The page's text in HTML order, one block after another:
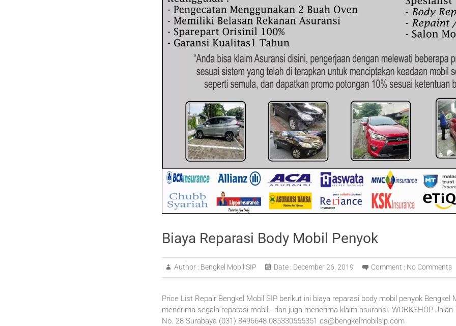
Biaya Reparasi Body Mobil Penyok
Author : Bengkel Mobil SIP Date : December 26, 2019 Comment : No Comments
Price List Repair Bengkel Mobil SIP berikut ini biaya reparasi body mobil penyok Bengkel
menerima segala reparasi mobil. dan juga menerima klaim asuransi. WORKSHOP Jalan
No. 28 Surabaya (031) 8496648 085330555351 cs@bengkelmobilsip.com